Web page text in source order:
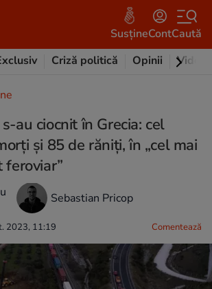
SusțineContCaută
Criză politică Opinii Video
au ciocnit în Grecia: cel
și 85 de răniți, în „cel mai
feroviar”
Sebastian Pricop
2023, 11:19 Comentează